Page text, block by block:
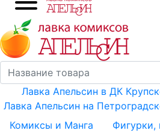
Лавка Апельсин в ДК
Лавка Апельсин на
Комиксы и Манга
Фигурки,